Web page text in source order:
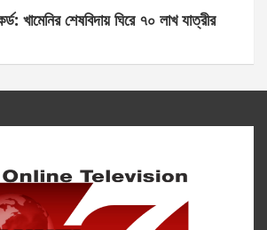
খামেনির শেষবিদায় ঘিরে ৭০ লাখ যাত্রীর